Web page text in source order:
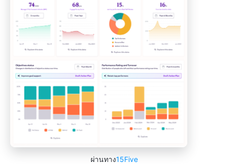
ผ่านทาง15Five